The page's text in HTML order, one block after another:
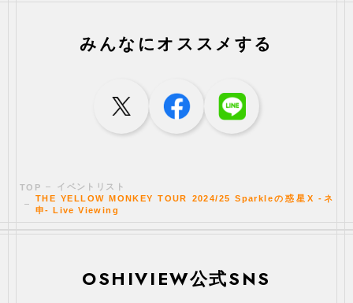
みんなにオススメする
TOP
イベントリスト
THE YELLOW MONKEY TOUR 2024/25 Sparkleの惑星X -ネ
申- Live Viewing
OSHIVIEW公式SNS